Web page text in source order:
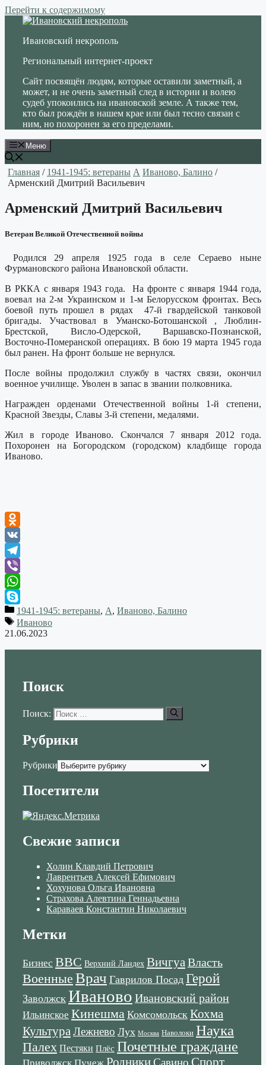
Перейти к содержимому
Ивановский некрополь
Региональный интернет-проект
Сайт посвящён людям, которые оставили заметный, а
может, и не очень заметный след в истории и волею
судеб упокоились на ивановской земле. А также тем,
кто был рождён в нашем крае или был тесно связан с
ним, но похоронен за его пределами.
Меню
Главная / 1941-1945: ветераны А Иваново, Балино /
Арменский Дмитрий Васильевич
Арменский Дмитрий Васильевич
Ветеран Великой Отечественной войны
Родился 29 апреля 1925 года в селе Сераево ныне
Фурмановского района Ивановской области.
В РККА с января 1943 года. На фронте с января 1944 года,
воевал на 2-м Украинском и 1-м Белорусском фронтах. Весь
боевой путь прошел в рядах 47-й гвардейской танковой
бригады. Участвовал в Уманско-Ботошанской , Люблин-
Брестской, Висло-Одерской, Варшавско-Познанской,
Восточно-Померанской операциях. В бою 19 марта 1945 года
был ранен. На фронт больше не вернулся.
После войны продолжил службу в частях связи, окончил
военное училище. Уволен в запас в звании полковника.
Награжден орденами Отечественной войны 1-й степени,
Красной Звезды, Славы 3-й степени, медалями.
Жил в городе Иваново. Скончался 7 января 2012 года.
Похоронен на Богородском (городском) кладбище города
Иваново.
Odnoklassniki
VK
Telegram
Viber
WhatsApp
Skype1941-1945: ветераны, А, Иваново, Балино
Иваново
21.06.2023
Поиск
Поиск:
Рубрики
Рубрики
Посетители
Свежие записи
Холин Клавдий Петрович
Лаврентьев Алексей Ефимович
Хохунова Ольга Ивановна
Страхова Алевтина Геннадьевна
Караваев Константин Николаевич
Метки
Бизнес ВВС Верхний Ландех ВичгуаВласть
Военные Врач Гаврилов Посад Герой
Заволжск Иваново Ивановский район
Ильинское Кинешма Комсомольск Кохма
Культура Лежнево Лух Москва Наволоки Наука
Палех Пестяки Плёс Почетные граждане
Пучеж РодникиСавино Спорт